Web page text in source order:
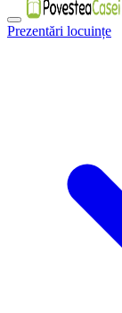
Prezentări locuințe